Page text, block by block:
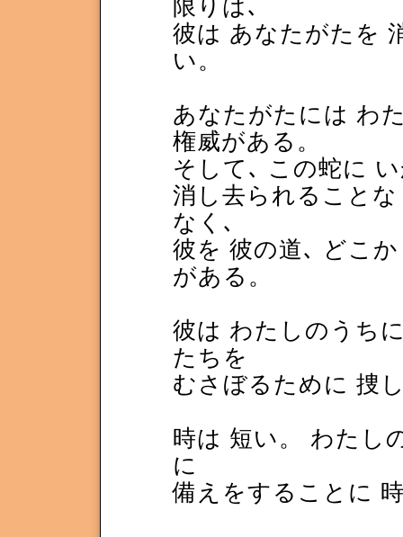
限りは､
彼は あなたがたを
い。
あなたがたには わ
権威がある。
そして､ この蛇に
消し去られること
なく､
彼を 彼の道､ どこ
がある。
彼は わたしのうち
たちを
むさぼるために 捜
時は 短い。 わたし
に
備えをすることに